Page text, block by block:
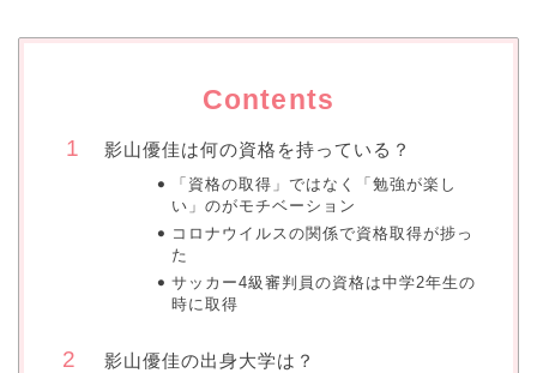
Contents
影山優佳は何の資格を持っている？
「資格の取得」ではなく「勉強が楽し
い」のがモチベーション
コロナウイルスの関係で資格取得が捗っ
た
サッカー4級審判員の資格は中学2年生の
時に取得
影山優佳の出身大学は？